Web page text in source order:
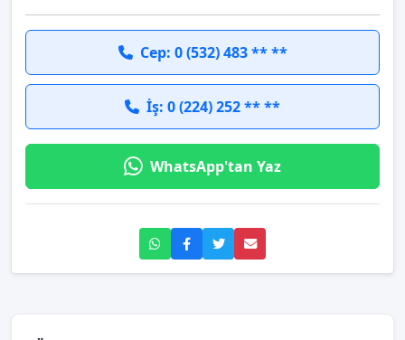
Cep: 0 (532) 483 ** **
İş: 0 (224) 252 ** **
WhatsApp'tan Yaz